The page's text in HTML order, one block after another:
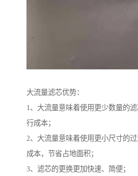
大流量滤芯优势：
1、大流量意味着使用更少数量的
行成本；
2、大流量意味着使用更小尺寸的
成本，节省占地面积；
3、滤芯的更换更加快速、简便；